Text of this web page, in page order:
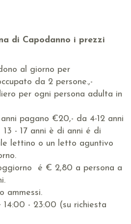
di Capodanno i prezzi
al giorno per
da 2 persone.,-
per ogni persona adulta in
pagano €20,- da 4-12 anni
- 17 anni è di anni é di
lettino o un letto aguntivo
é € 2,80 a persona a
ammessi.
14:00 - 23:00 (su richiesta